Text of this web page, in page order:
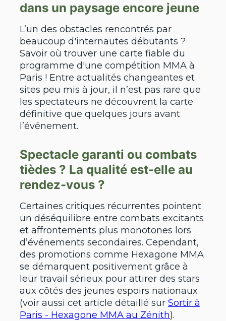
dans un paysage encore jeune
L’un des obstacles rencontrés par
beaucoup d'internautes débutants ?
Savoir où trouver une carte fiable du
programme d'une compétition MMA à
Paris ! Entre actualités changeantes et
sites peu mis à jour, il n’est pas rare que
les spectateurs ne découvrent la carte
définitive que quelques jours avant
l’événement.
Spectacle garanti ou combats
tièdes ? La qualité est-elle au
rendez-vous ?
Certaines critiques récurrentes pointent
un déséquilibre entre combats excitants
et affrontements plus monotones lors
d’événements secondaires. Cependant,
des promotions comme Hexagone MMA
se démarquent positivement grâce à
leur travail sérieux pour attirer des stars
aux côtés des jeunes espoirs nationaux
(voir aussi cet article détaillé sur Sortir à
Paris - Hexagone MMA au Zénith).